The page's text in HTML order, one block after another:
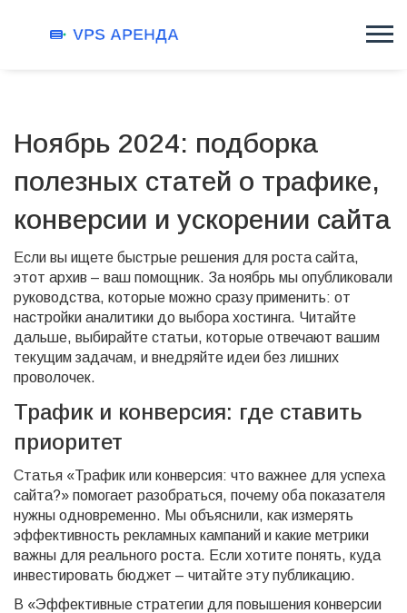
Ноябрь 2024: подборка
полезных статей о трафике,
конверсии и ускорении сайта
Если вы ищете быстрые решения для роста сайта,
этот архив – ваш помощник. За ноябрь мы опубликовали
руководства, которые можно сразу применить: от
настройки аналитики до выбора хостинга. Читайте
дальше, выбирайте статьи, которые отвечают вашим
текущим задачам, и внедряйте идеи без лишних
проволочек.
Трафик и конверсия: где ставить
приоритет
Статья «Трафик или конверсия: что важнее для успеха
сайта?» помогает разобраться, почему оба показателя
нужны одновременно. Мы объяснили, как измерять
эффективность рекламных кампаний и какие метрики
важны для реального роста. Если хотите понять, куда
инвестировать бюджет – читайте эту публикацию.
В «Эффективные стратегии для повышения конверсии